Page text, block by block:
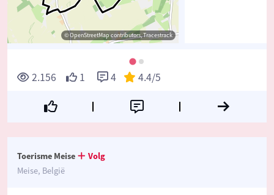
© OpenStreetMap contributors, Tracestrack
2.156 1 4 4.4/5
Toerisme Meise
Volg
Meise, België